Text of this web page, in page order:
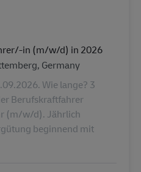
in (m/w/d) in 2026
Germany
Wie lange? 3
Berufskraftfahrer
(m/w/d). Jährlich
beginnend mit